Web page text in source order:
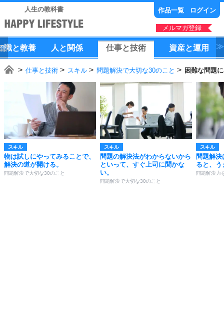
人生の教科書 作品一覧 ログイン
メルマガ登録
識と教養 人 と 関係 仕事と技術 資産と運用
仕事と技術 スキル 問題解決で大切な30のこと 困難な問題
スキル
物は試しにやってみることで、
解決の道が開ける。
問題解決で大切な30のこと
スキル
問題の解決法がわからないから
といって、すぐ上司に聞かな
い。
問題解決で大切な30のこと
スキル
問題解
ると、う
問題解決力